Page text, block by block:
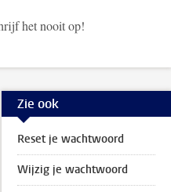
het nooit op!
Zie ook
Reset je wachtwoord
Wijzig je wachtwoord